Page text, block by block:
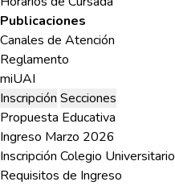
Publicaciones
Canales de Atención
Reglamento
miUAI
Inscripción Secciones
Propuesta Educativa
Ingreso Marzo 2026
Inscripción Colegio Universitario
Requisitos de Ingreso